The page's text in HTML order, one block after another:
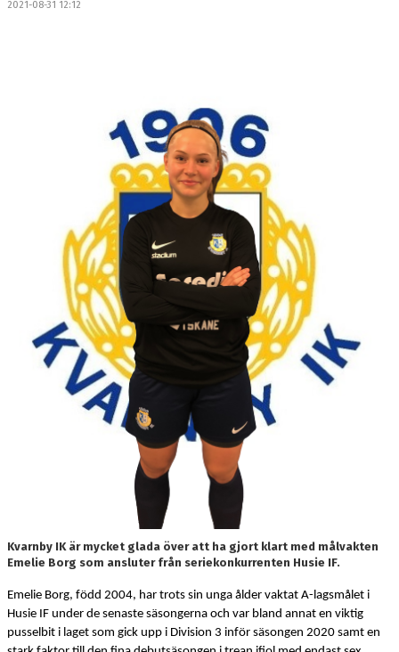
TRÄNING
2021-08-31 12:12
Kvarnby IK är mycket glada över att ha gjort klart med målvakten
Emelie Borg som ansluter från seriekonkurrenten Husie IF.
Emelie Borg, född 2004, har trots sin unga ålder vaktat A-lagsmålet i
Husie IF under de senaste säsongerna och var bland annat en viktig
pusselbit i laget som gick upp i Division 3 inför säsongen 2020 samt en